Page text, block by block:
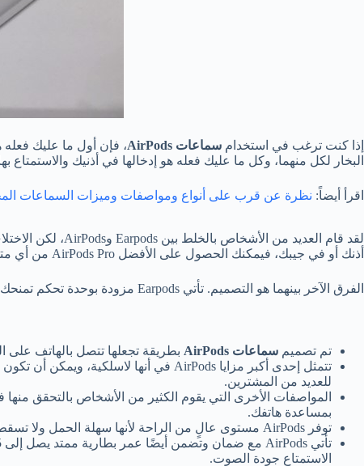
إذا كنت ترغب في استخدام سماعات AirPods
البخار لكل منهما، وكل ما عليك فعله هو إدخالها في أذنيك والاستمتاع
اقرأ أيضاً: نظرة عن قرب على أنواع ومواصفات وميزات السماعات
أذنك أو في جيبك، فيمكنك الحصول على الأفضل AirPods Pro من أي متجر قريب.
الفرق الآخر بينهما هو التصميم. تأتي Earpods مزودة بوحدة تحكم تمنحك وظائف إضافية وتأتي AirPods بغلاف أبيض مع جزأين. كما يمكن شحن AirPods بمساعدة شاحن لاسلكي.
تم تصميم سماعات AirPods بطريقة تجعلها تتصل بالهاتف على
للعديد من المشترين.
بمساعدة هاتفك.
توفر AirPods مستوى عالٍ من الراحة لأنها سهلة الحمل ولا تسقط حتى تخرجها من أذنك. ولا يتعين عليك فك تشابك AirPods متى أردت استخدامها تمامًا مثل أي سماعات أذن أخرى.
الاستمتاع جودة الصوت.